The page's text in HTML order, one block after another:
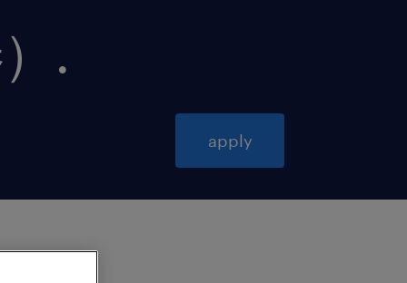
.
apply